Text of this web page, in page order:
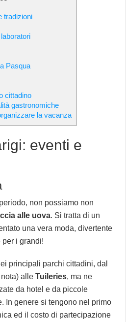
tradizioni
Pasqua
cittadino
gastronomiche
la vacanza
eventi e
non possiamo non
alle uova. Si tratta di un
una vera moda, divertente
per i grandi!
principali parchi cittadini, dal
nota) alleTuileries, ma ne
da hotel e da piccole
In genere si tengono nel primo
ed il costo di partecipazione